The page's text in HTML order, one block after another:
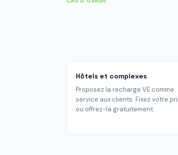
Hôtels et complexes
Proposez la recharge VE comme
service aux clients. Fixez votre
ou offrez-la gratuitement.